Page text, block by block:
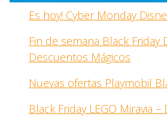
Es hoy! Cyber Monday
Fin de semana Black Friday
Descuentos Mágicos
Nuevas ofertas Playmobil
Black Friday LEGO Miravia